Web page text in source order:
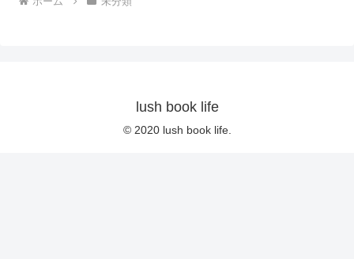
lush book life
© 2020 lush book life.